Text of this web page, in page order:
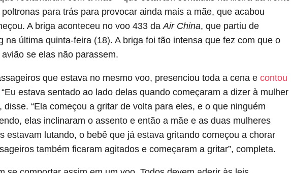
para trás para provocar ainda mais a mãe, que acabou
A briga aconteceu no voo 433 daAir China, que partiu de
na última quinta-feira (18). A briga foi tão intensa que fez com que o
se elas não parassem.
que estava no mesmo voo, presenciou toda a cena e contou
“Eu estava sentado ao lado delas quando começaram a dizer à mulher
disse. “Ela começou a gritar de volta para eles, e o que ninguém
elas inclinaram o assento e então a mãe e as duas mulheres
estavam lutando, o bebê que já estava gritando começou a chorar
também ficaram agitados e começaram a gritar”, completa.